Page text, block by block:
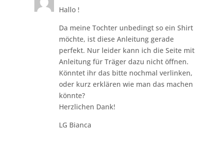
Hallo !
Da meine Tochter unbedingt so ein Shirt
möchte, ist diese Anleitung gerade
perfekt. Nur leider kann ich die Seite mit
Anleitung für Träger dazu nicht öffnen.
Könntet ihr das bitte nochmal verlinken,
oder kurz erklären wie man das machen
könnte?
Herzlichen Dank!
LG Bianca